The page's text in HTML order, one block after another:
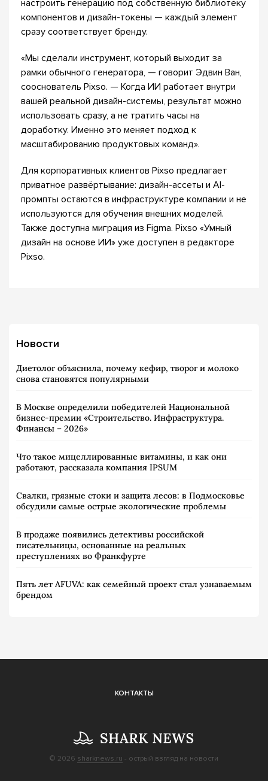
настроить генерацию под собственную библиотеку
компонентов и дизайн-токены — каждый элемент
сразу соответствует бренду.
«Мы сделали инструмент, который выходит за
рамки обычного генератора, — говорит Эдвин Ван,
сооснователь Pixso. — Когда ИИ работает внутри
вашей реальной дизайн-системы, результат можно
использовать сразу, а не тратить часы на
доработку. Именно это меняет подход к
масштабированию продуктовых команд».
Для корпоративных клиентов Pixso предлагает
приватное развёртывание: дизайн-ассеты и AI-
промпты остаются в инфраструктуре компании и не
используются для обучения внешних моделей.
Также доступна миграция из Figma. Pixso «Умный
дизайн на основе ИИ» уже доступен в редакторе
Pixso.
Новости
Диетолог объяснила, почему кефир, творог и молоко
снова становятся популярными
В Москве определили победителей Национальной
бизнес-премии «Строительство. Инфраструктура.
Финансы – 2026»
Что такое мицеллированные витамины, и как они
работают, рассказала компания IPSUM
Свалки, грязные стоки и защита лесов: в Подмосковье
обсудили самые острые экологические проблемы
В продаже появились детективы российской
писательницы, основанные на реальных
преступлениях во Франкфурте
Пять лет AFUVA: как семейный проект стал узнаваемым
брендом
КОНТАКТЫ
© 2026 sharknews.ru - острый взгляд на новости